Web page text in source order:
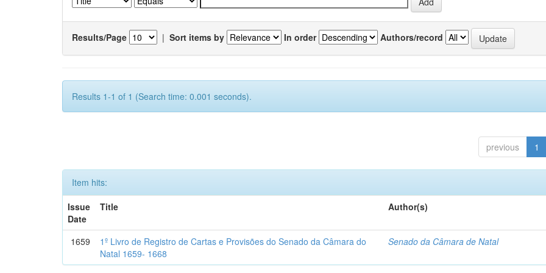
Results/Page | Sort items by In order Authors/record
Results 1-1 of 1 (Search time: 0.001 seconds).
previous 1
Item hits:
Issue
Date
Title Author(s)
1659
1º Livro de Registro de Cartas e Provisões do Senado da Câmara do
Natal 1659- 1668
Senado da Câmara de Natal